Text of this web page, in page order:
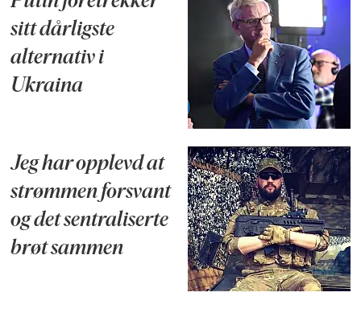
sitt dårligste
alternativ i
Ukraina
Jeg har opplevd at
strømmen forsvant
og det sentraliserte
brøt sammen